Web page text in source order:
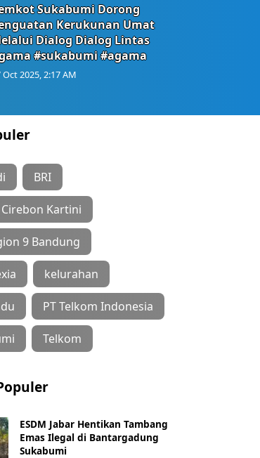
Sukabumi Dorong
Kerukunan Umat
Dialog Dialog Lintas
#sukabumi #agama
Oct 2025, 2:17 AM
BRI
Cirebon Kartini
9 Bandung
kelurahan
PT Telkom Indonesia
Telkom
ESDM Jabar Hentikan Tambang
Emas Ilegal di Bantargadung
Sukabumi